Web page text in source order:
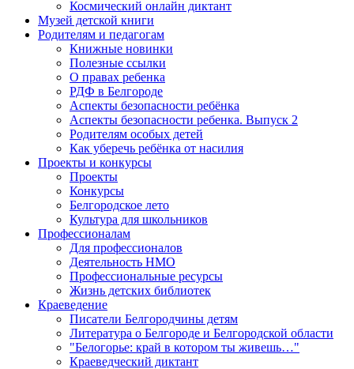
Космический онлайн диктант
Музей детской книги
Родителям и педагогам
Книжные новинки
Полезные ссылки
О правах ребенка
РДФ в Белгороде
Аспекты безопасности ребёнка
Аспекты безопасности ребенка. Выпуск 2
Родителям особых детей
Как уберечь ребёнка от насилия
Проекты и конкурсы
Проекты
Конкурсы
Белгородское лето
Культура для школьников
Профессионалам
Для профессионалов
Деятельность НМО
Профессиональные ресурсы
Жизнь детских библиотек
Краеведение
Писатели Белгородчины детям
Литература о Белгороде и Белгородской области
"Белогорье: край в котором ты живешь…"
Краеведческий диктант